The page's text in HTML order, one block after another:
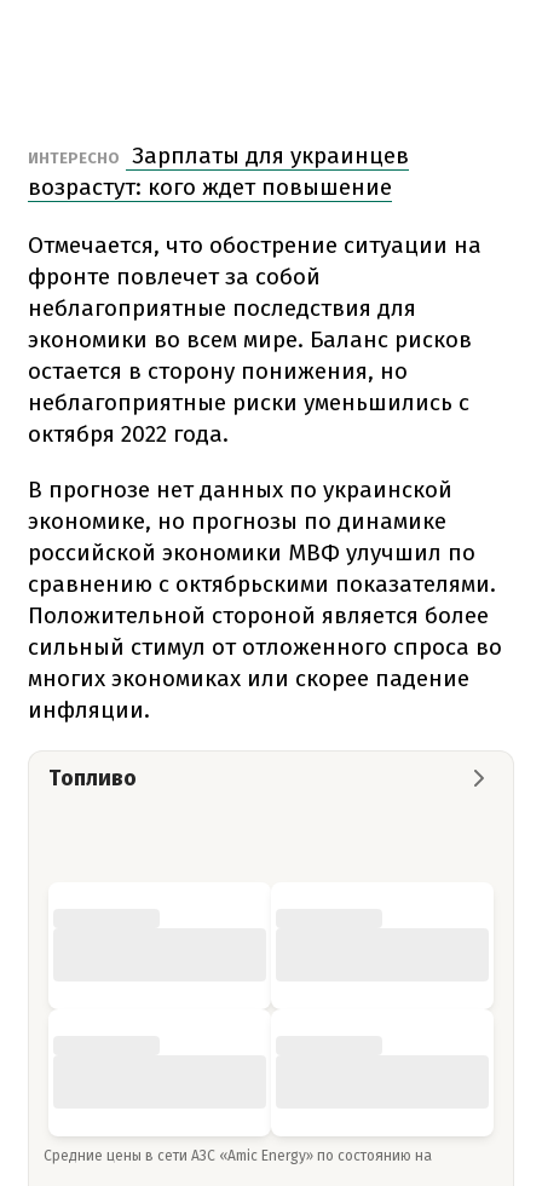
ИНТЕРЕСНО
Зарплаты для украинцев
возрастут: кого ждет повышение
Отмечается, что обострение ситуации на
фронте повлечет за собой
неблагоприятные последствия для
экономики во всем мире. Баланс рисков
остается в сторону понижения, но
неблагоприятные риски уменьшились с
октября 2022 года.
В прогнозе нет данных по украинской
экономике, но прогнозы по динамике
российской экономики МВФ улучшил по
сравнению с октябрьскими показателями.
Положительной стороной является более
сильный стимул от отложенного спроса во
многих экономиках или скорее падение
инфляции.
Топливо
Средние цены в сети АЗС «Amic Energy» по состоянию на